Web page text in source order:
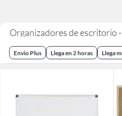
Organizadores de escritorio
Envio Plus Llega en 2 horas Llega